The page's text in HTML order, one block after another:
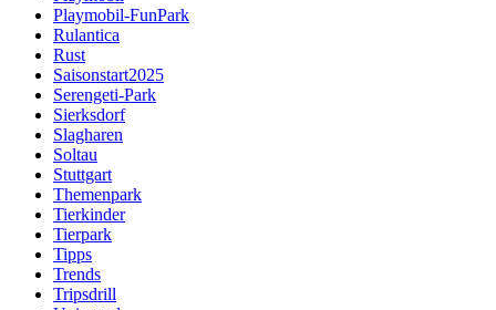
Playmobil-FunPark
Rulantica
Rust
Saisonstart2025
Serengeti-Park
Sierksdorf
Slagharen
Soltau
Stuttgart
Themenpark
Tierkinder
Tierpark
Tipps
Trends
Tripsdrill